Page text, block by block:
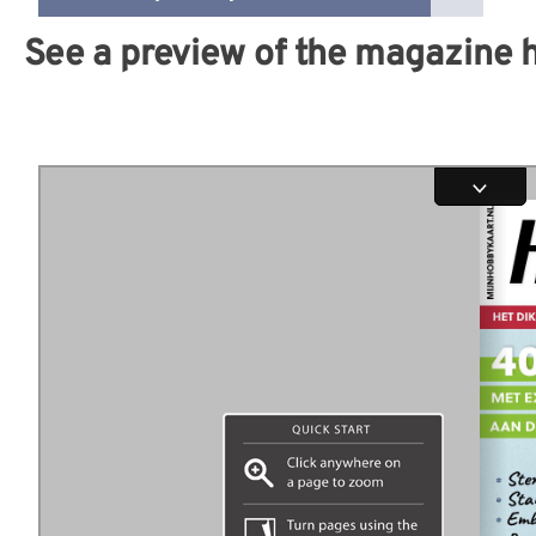
See a preview of the magazine